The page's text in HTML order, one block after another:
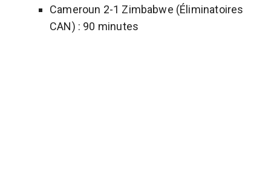
Cameroun 2-1 Zimbabwe (Éliminatoires
CAN) : 90 minutes